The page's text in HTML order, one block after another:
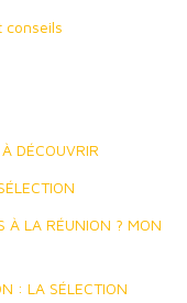
conseils
DÉCOUVRIR
À LA RÉUNION ? MON
: LA SÉLECTION